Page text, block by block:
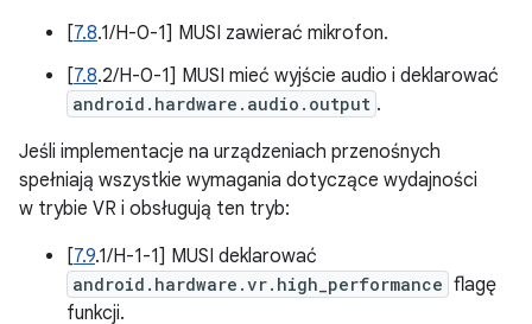
[7.8.1/H-0-1] MUSI zawierać mikrofon.
[7.8.2/H-0-1] MUSI mieć wyjście audio i deklarować
android.hardware.audio.output .
Jeśli implementacje na urządzeniach przenośnych
spełniają wszystkie wymagania dotyczące wydajności
w trybie VR i obsługują ten tryb:
[7.9.1/H-1-1] MUSI deklarować
android.hardware.vr.high_performance flagę
funkcji.